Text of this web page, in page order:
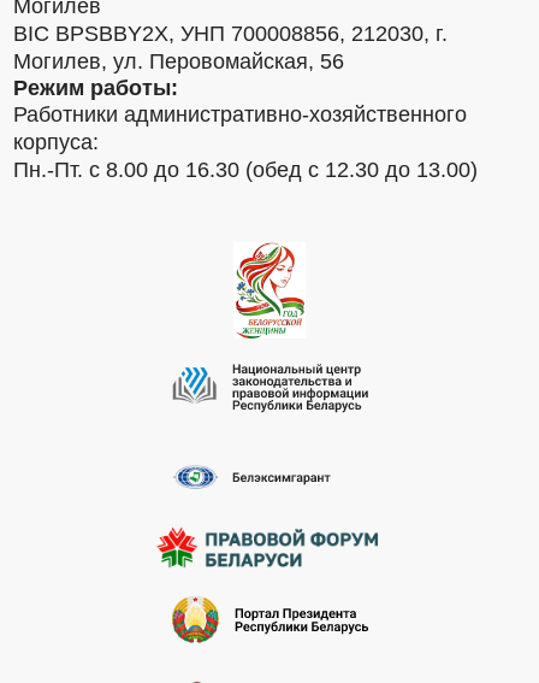
Могилев
BIC BPSBBY2X, УНП 700008856, 212030, г.
Могилев, ул. Перовомайская, 56
Режим работы:
Работники административно-хозяйственного
корпуса:
Пн.-Пт. с 8.00 до 16.30 (обед с 12.30 до 13.00)